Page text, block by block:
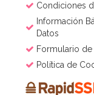
Condiciones
Información
Datos
Formulario
Política de